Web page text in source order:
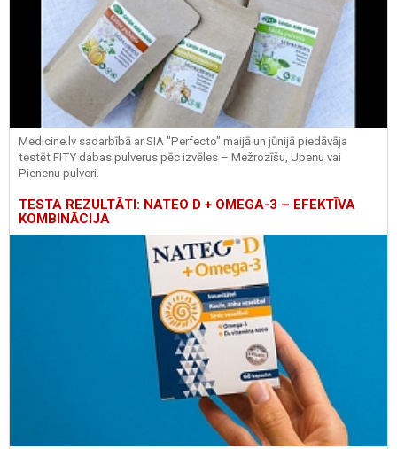
Medicine.lv sadarbībā ar SIA "Perfecto" maijā un jūnijā piedāvāja
testēt FITY dabas pulverus pēc izvēles – Mežrozīšu, Upeņu vai
Pieneņu pulveri.
TESTA REZULTĀTI: NATEO D + OMEGA-3 – EFEKTĪVA
KOMBINĀCIJA